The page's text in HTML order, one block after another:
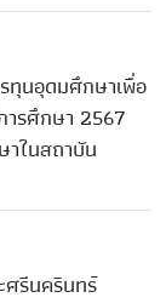
ทุนอุดมศึกษาเพื่อ
รศึกษา 2567
าในสถาบัน
รีนครินทร์